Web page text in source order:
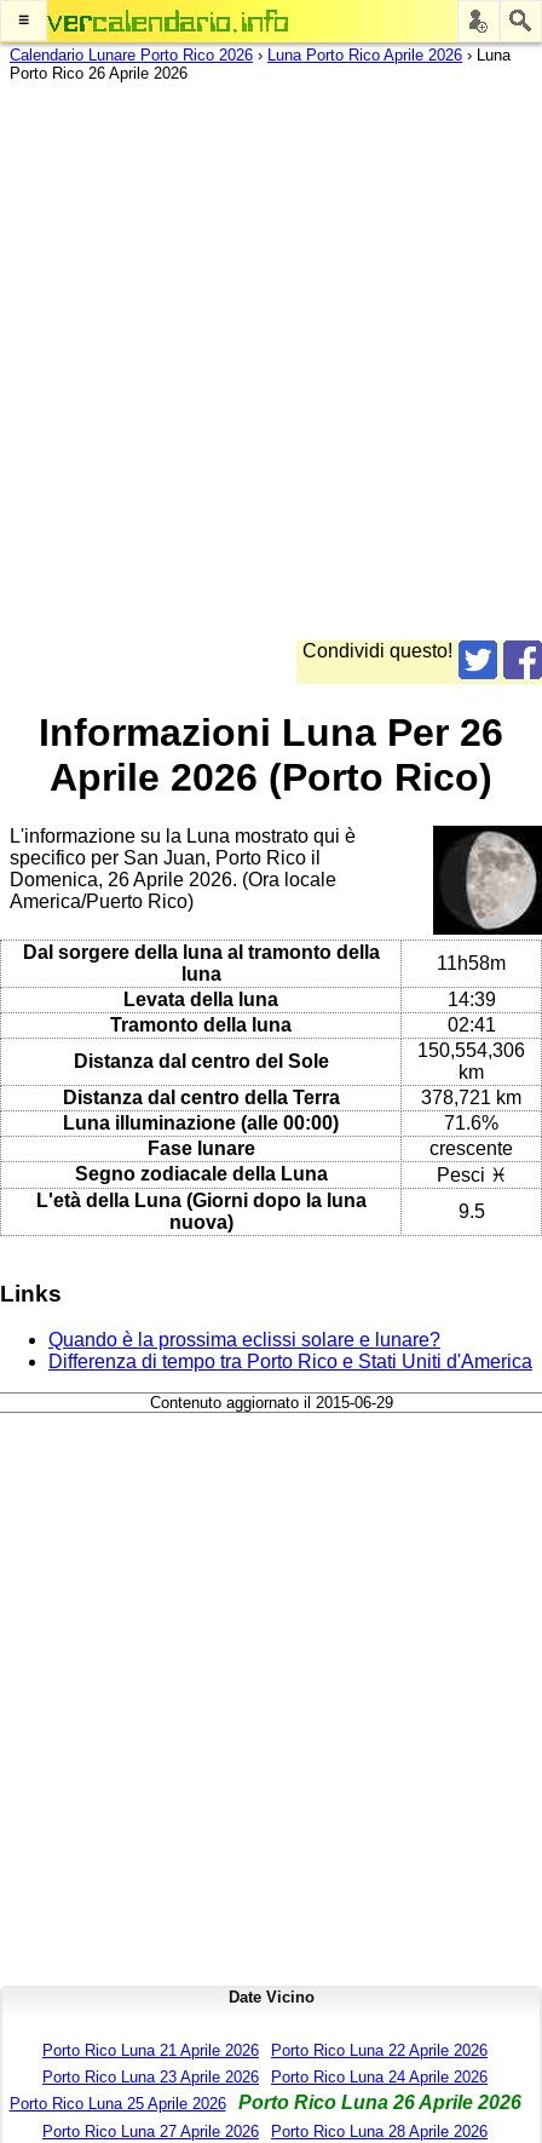
≡
Calendario Lunare Porto Rico 2026 › Luna Porto Rico Aprile 2026 › Luna
Porto Rico 26 Aprile 2026
Condividi questo!
Informazioni Luna Per 26
Aprile 2026 (Porto Rico)
L'informazione su la Luna mostrato qui è
specifico per San Juan, Porto Rico il
Domenica, 26 Aprile 2026. (Ora locale
America/Puerto Rico)
Dal sorgere della luna al tramonto della
luna
11h58m
Levata della luna
14:39
Tramonto della luna
02:41
Distanza dal centro del Sole
150,554,306
km
Distanza dal centro della Terra
378,721 km
Luna illuminazione (alle 00:00)
71.6%
Fase lunare
crescente
Segno zodiacale della Luna
Pesci ♓
L'età della Luna (Giorni dopo la luna
nuova)
9.5
Links
Quando è la prossima eclissi solare e lunare?
Differenza di tempo tra Porto Rico e Stati Uniti d'America
Contenuto aggiornato il 2015-06-29
Date Vicino
Porto Rico Luna 21 Aprile 2026
Porto Rico Luna 22 Aprile 2026
Porto Rico Luna 23 Aprile 2026
Porto Rico Luna 24 Aprile 2026
Porto Rico Luna 25 Aprile 2026
Porto Rico Luna 26 Aprile 2026
Porto Rico Luna 27 Aprile 2026
Porto Rico Luna 28 Aprile 2026